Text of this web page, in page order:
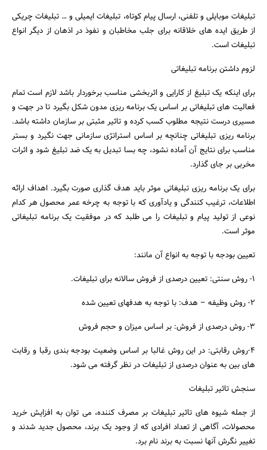
جستجو
تبلیغات موبایلی و تلفنی، ارسال پیام کوتاه، تبلیغات ایمیلی و … تبلیغات چریکی
از طریق ایده های خلاقانه برای جلب مخاطبان و نفوذ در اذهان از دیگر انواع
تبلیغات است.
لزوم داشتن برنامه تبلیغاتی
برای اینکه یک تبلیغ از کارایی و اثربخشی مناسب برخوردار باشد لازم است تمام
فعالیت های تبلیغاتی بر اساس یک برنامه ریزی مدون شکل بگیرد تا در جهت و
مسیری درست نتیجه مطلوب کسب کرده و تاثیر مثبتی بر سازمان داشته باشد.
برنامه ریزی تبلیغاتی چنانچه بر اساس استراتژی سازمانی جهت نگیرد و بستر
مناسب برای نتایج آن آماده نشود، چه بسا تبدیل به یک ضد تبلیغ شود و اثرات
مخربی بر جای گذارد.
برای یک برنامه ریزی تبلیغاتی موثر باید هدف گذاری صورت بگیرد. اهداف ارائه
اطلاعات، ترغیب کنندگی و یادآوری که با توجه به چرخه عمر محصول هر کدام
نوعی از تولید پیام و تبلیغات را می طلبد که در موفقیت یک برنامه تبلیغاتی
موثر است.
تعیین بودجه با توجه به انواع آن مانند:
1- روش سنتی: تعیین درصدی از فروش سالانه برای تبلیغات.
2- روش وظیفه – هدف: با توجه به هدفهای تعیین شده
3- روش درصدی از فروش: بر اساس میزان و حجم فروش
4-روش رقابتی: در این روش غالبا بر اساس وضعیت بودجه بندی رقبا و رقابت
های بین به عنوان درصدی از تبلیغات در نظر گرفته می شود.
سنجش تاثیر تبلیغات
از جمله شیوه های تاثیر تبلیغات بر مصرف کننده، می توان به افزایش خرید
محصولات، آگاهی از تعداد افرادی که از وجود یک برند، محصول جدید شدند و
تغییر نگرش آنها نسبت به برند نام برد.